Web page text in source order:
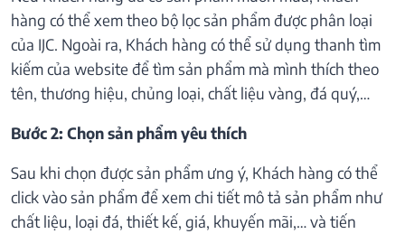
hàng có thể xem theo bộ lọc sản phẩm được phân loại
của IJC. Ngoài ra, Khách hàng có thể sử dụng thanh tìm
kiếm của website để tìm sản phẩm mà mình thích theo
tên, thương hiệu, chủng loại, chất liệu vàng, đá quý,…
Bước 2: Chọn sản phẩm yêu thích
Sau khi chọn được sản phẩm ưng ý, Khách hàng có thể
click vào sản phẩm để xem chi tiết mô tả sản phẩm như
chất liệu, loại đá, thiết kế, giá, khuyến mãi,… và tiến